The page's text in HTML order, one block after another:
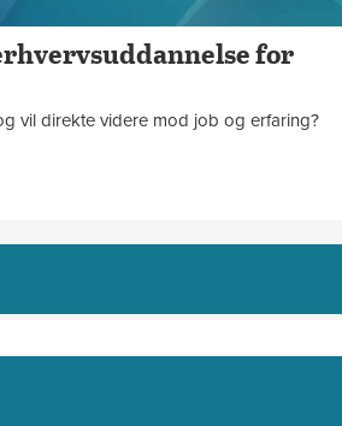
for
vil direkte videre mod job og erfaring?